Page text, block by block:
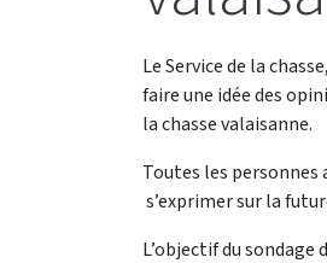
Le Service de la
faire une idée des
la chasse valaisanne.
Toutes les personnes
s’exprimer sur la
L’objectif du sondage